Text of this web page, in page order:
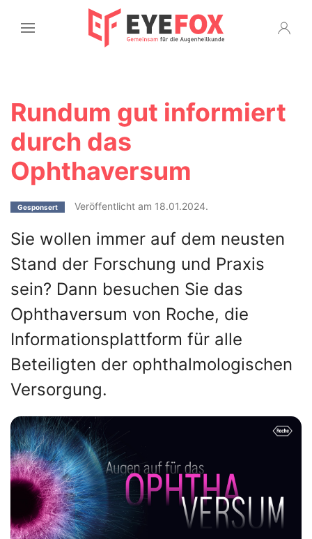
Rundum gut informiert
durch das
Ophthaversum
Gesponsert Veröffentlicht am 18.01.2024.
Sie wollen immer auf dem neusten
Stand der Forschung und Praxis
sein? Dann besuchen Sie das
Ophthaversum von Roche, die
Informationsplattform für alle
Beteiligten der ophthalmologischen
Versorgung.